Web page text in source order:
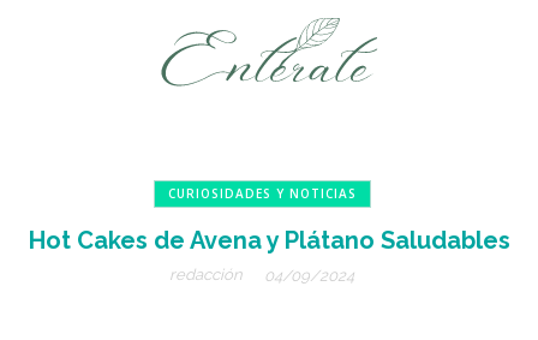
CURIOSIDADES Y NOTICIAS
Hot Cakes de Avena y Plátano Saludables
redacción 04/09/2024